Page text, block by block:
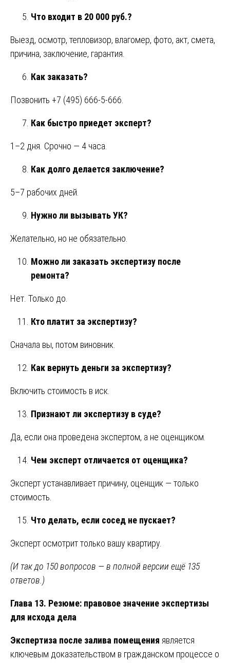
Что входит в 20 000 руб.?
Выезд, осмотр, тепловизор, влагомер, фото, акт, смета,
причина, заключение, гарантия.
Как заказать?
Позвонить +7 (495) 666-5-666.
Как быстро приедет эксперт?
1–2 дня. Срочно — 4 часа.
Как долго делается заключение?
5–7 рабочих дней.
Нужно ли вызывать УК?
Желательно, но не обязательно.
Можно ли заказать экспертизу после
ремонта?
Нет. Только до.
Кто платит за экспертизу?
Сначала вы, потом виновник.
Как вернуть деньги за экспертизу?
Включить стоимость в иск.
Признают ли экспертизу в суде?
Да, если она проведена экспертом, а не оценщиком.
Чем эксперт отличается от оценщика?
Эксперт устанавливает причину, оценщик — только
стоимость.
Что делать, если сосед не пускает?
Эксперт осмотрит только вашу квартиру.
(И так до 150 вопросов — в полной версии ещё 135
ответов.)
Глава 13. Резюме: правовое значение экспертизы
для исхода дела
Экспертиза после залива помещения является
ключевым доказательством в гражданском процессе о